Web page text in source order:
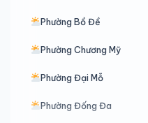
Phường Bồ Đề
Phường Chương Mỹ
Phường Đại Mỗ
Phường Đống Đa